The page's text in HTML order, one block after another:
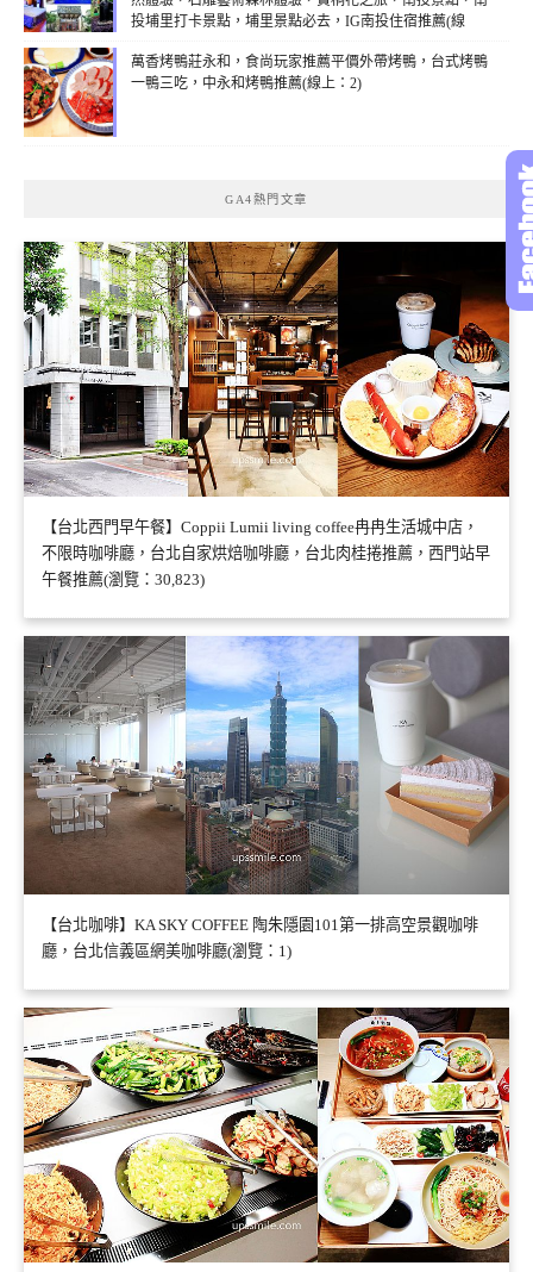
投埔里打卡景點，埔里景點必去，IG南投住宿推薦(線
萬香烤鴨莊永和，食尚玩家推薦平價外帶烤鴨，台式烤鴨
一鴨三吃，中永和烤鴨推薦(線上：2)
GA4熱門文章
【台北西門早午餐】Coppii Lumii living coffee冉冉生活城中店，
不限時咖啡廳，台北自家烘焙咖啡廳，台北肉桂捲推薦，西門站早
午餐推薦(瀏覽：30,823)
【台北咖啡】KA SKY COFFEE 陶朱隱園101第一排高空景觀咖啡
廳，台北信義區網美咖啡廳(瀏覽：1)